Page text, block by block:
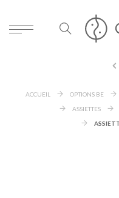
ACCUEIL OPTIONS BE
ASSIETTES